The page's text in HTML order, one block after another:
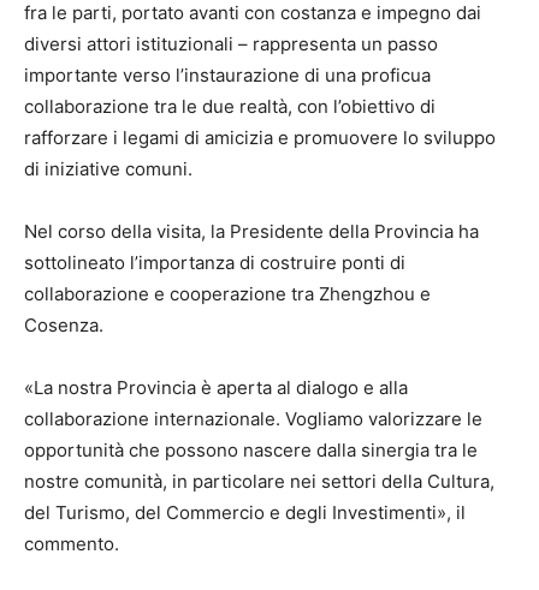
fra le parti, portato avanti con costanza e impegno dai
diversi attori istituzionali – rappresenta un passo
importante verso l’instaurazione di una proficua
collaborazione tra le due realtà, con l’obiettivo di
rafforzare i legami di amicizia e promuovere lo sviluppo
di iniziative comuni.
Nel corso della visita, la Presidente della Provincia ha
sottolineato l’importanza di costruire ponti di
collaborazione e cooperazione tra Zhengzhou e
Cosenza.
«La nostra Provincia è aperta al dialogo e alla
collaborazione internazionale. Vogliamo valorizzare le
opportunità che possono nascere dalla sinergia tra le
nostre comunità, in particolare nei settori della Cultura,
del Turismo, del Commercio e degli Investimenti», il
commento.